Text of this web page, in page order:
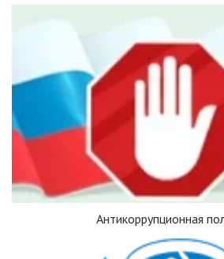
Антикоррупционная